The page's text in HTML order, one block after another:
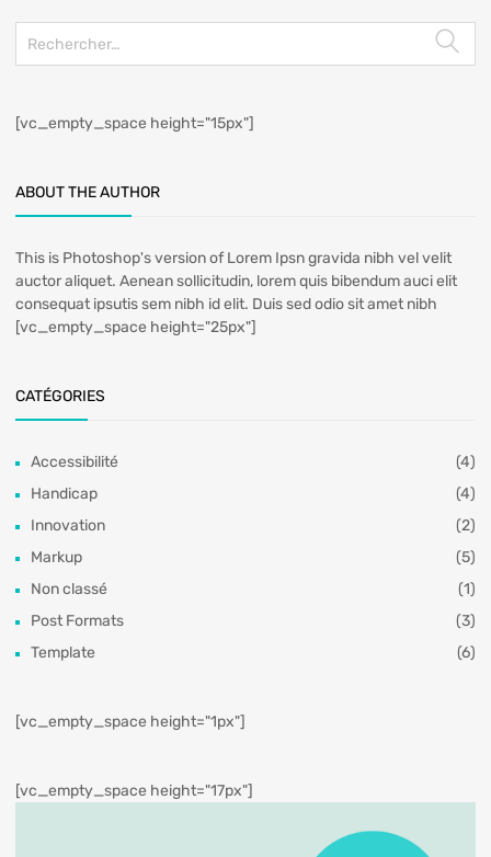
[vc_empty_space height="15px"]
ABOUT THE AUTHOR
This is Photoshop's version of Lorem Ipsn gravida nibh vel velit
auctor aliquet. Aenean sollicitudin, lorem quis bibendum auci elit
consequat ipsutis sem nibh id elit. Duis sed odio sit amet nibh
[vc_empty_space height="25px"]
CATÉGORIES
Accessibilité
(4)
Handicap
(4)
Innovation
(2)
Markup
(5)
Non classé
(1)
Post Formats
(3)
Template
(6)
[vc_empty_space height="1px"]
[vc_empty_space height="17px"]